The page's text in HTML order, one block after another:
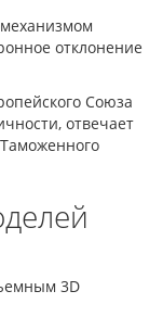
отклонение
Союза
отвечает
3D